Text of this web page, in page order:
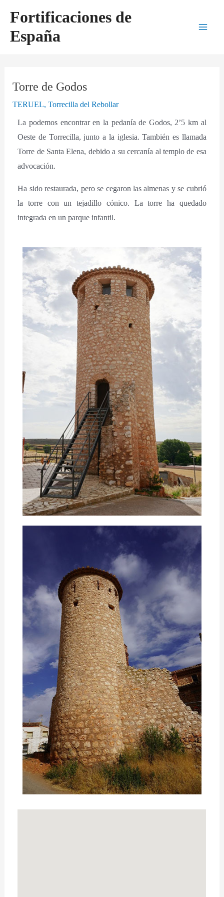
contenido
Fortificaciones de
España
Torre de Godos
TERUEL,Torrecilla del Rebollar
La podemos encontrar en la pedanía de Godos, 2’5 km al
Oeste de Torrecilla, junto a la iglesia. También es llamada
Torre de Santa Elena, debido a su cercanía al templo de esa
advocación.
Ha sido restaurada, pero se cegaron las almenas y se cubrió
la torre con un tejadillo cónico. La torre ha quedado
integrada en un parque infantil.
de
entradas